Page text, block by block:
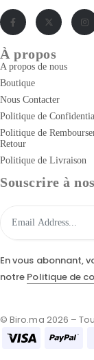
À propos
A propos de nous
Boutique
Nous Contacter
Politique de
Politique de
Retour
Politique de Livraison
Souscrire à
En vous abonnant,
notre Politique de
© Biro.ma 2026 –